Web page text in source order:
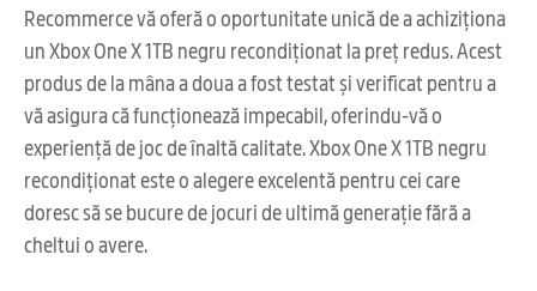
Recommerce vă oferă o oportunitate unică de a achiziționa
un Xbox One X 1TB negru recondiționat la preț redus. Acest
produs de la mâna a doua a fost testat și verificat pentru a
vă asigura că funcționează impecabil, oferindu-vă o
experiență de joc de înaltă calitate. Xbox One X 1TB negru
recondiționat este o alegere excelentă pentru cei care
doresc să se bucure de jocuri de ultimă generație fără a
cheltui o avere.